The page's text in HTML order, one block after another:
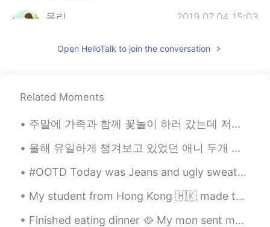
올리 2019.07.04 15:03
@ちゃ 하긴 저도 사진 찍어도 나중에 잘 되
ヒョンギョン
KR JP
잘안나와서 친구집에있는 제사진까지 찾아
너무아쉬워요🤣
lala 2019.07.03 15:45
KR EN
Open HelloTalk to join the conversation
Related Moments
주말에 가족과 함께 꽃놀이 하러 갔는데 저는 벚꽃의 아름다움에 매혹되고 눈을 뗄 수가 없어서 (꽃놀이 한지 너무 오래 되가지고 얼마나 아름다운지 잊고 있었어요 ㅠㅠ) 식구들은...
올해 유일하게 챙겨보고 있었던 애니 두개 있었는데 (モブサイコ100II & 約束のネバーランド) 지난 주에 둘다 끝나고 2분기에는 특별하게 기대하는 게 없어서 4월이니까 四月は...
#OOTD Today was Jeans and ugly sweater day at work but I wont wear an ugly sweater😂😂 Excuse the ...
My student from Hong Kong 🇭🇰 made this for me.🙋‍♀️🧑‍🏫 🎊🧧🏮我的學生一個小女孩從我這幅畫上畫了出來。 謝謝埃塞爾的漂亮圖畫。🧧🏮🎊
Finished eating dinner 🥘 My mon sent me pictures of her teddy bear 🧸 she got it some hair and r...